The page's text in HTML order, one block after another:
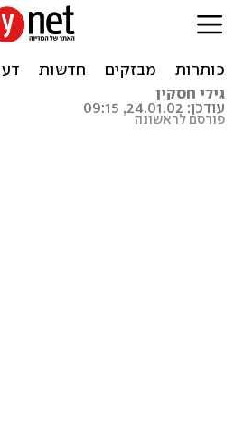
האמא של
None
גילי חסקין
עודכן: 24.01.02, 09:15
פורסם לראשונה